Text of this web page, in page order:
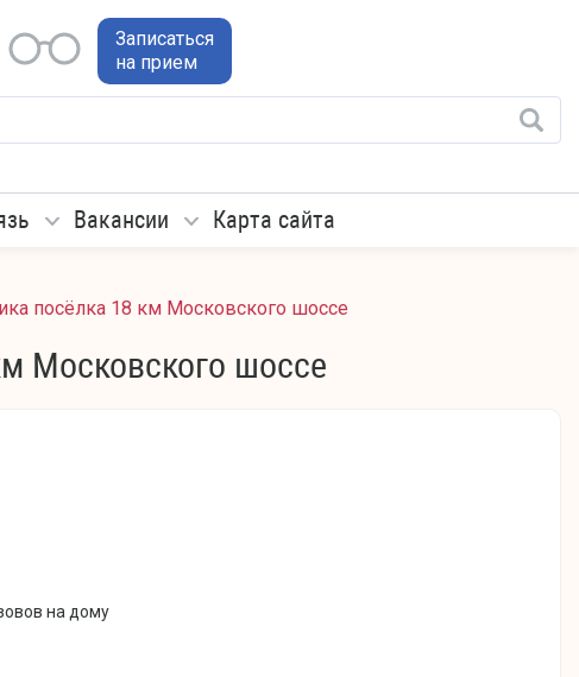
Записаться
на прием
Вакансии Карта сайта
посёлка 18 км Московского шоссе
Московского шоссе
на дому